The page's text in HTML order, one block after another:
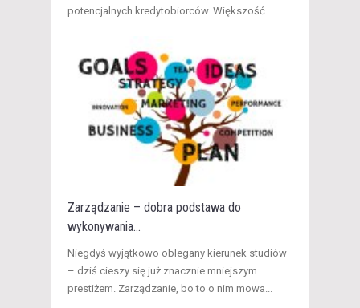
potencjalnych kredytobiorców. Większość...
Zarządzanie – dobra podstawa do
wykonywania...
Niegdyś wyjątkowo oblegany kierunek studiów
– dziś cieszy się już znacznie mniejszym
prestiżem. Zarządzanie, bo to o nim mowa...